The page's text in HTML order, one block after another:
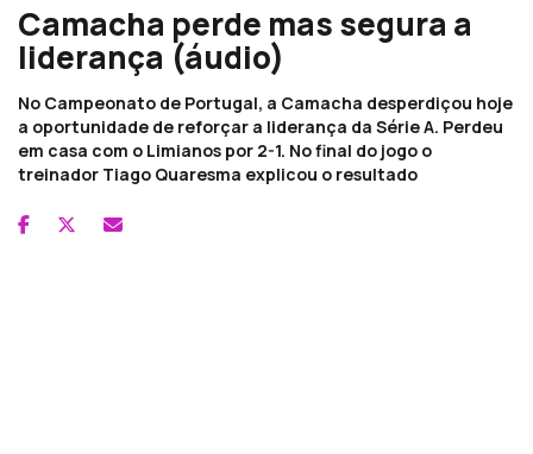
Camacha perde mas segura a
liderança (áudio)
No Campeonato de Portugal, a Camacha desperdiçou hoje
a oportunidade de reforçar a liderança da Série A. Perdeu
em casa com o Limianos por 2-1. No final do jogo o
treinador Tiago Quaresma explicou o resultado